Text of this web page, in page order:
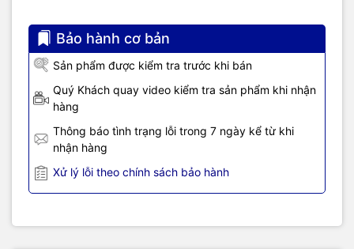
Bảo hành cơ bản
Sản phẩm được kiểm tra trước khi bán
Quý Khách quay video kiểm tra sản phẩm khi nhận
hàng
Thông báo tình trạng lỗi trong 7 ngày kể từ khi
nhận hàng
Xử lý lỗi theo chính sách bảo hành